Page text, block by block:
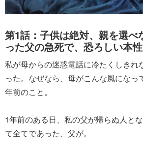
第1話：子供は絶対、親を選べ
った父の急死で、恐ろしい本
私が母からの迷惑電話に冷たくしきれ
った。なぜなら、母がこんな風になっ
年前のこと。
1年前のある日、私の父が帰らぬ人と
て全てであった、父が。